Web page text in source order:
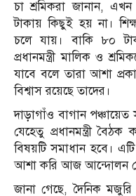
চা শ্রমিকরা জানান, এখন
টাকায় কিছুই হয় না।
চলে যায়। বাকি ৮০
প্রধানমন্ত্রী মালিক ও
যাবে বলে তারা আশা
বিশ্বাস রয়েছে তাদের।
দাড়াগাঁও বাগান
যেহেতু প্রধানমন্ত্রী
বিষয়টি সমাধান হবে।
আশা করি আজ আন্দোলন
জানা গেছে, দৈনিক